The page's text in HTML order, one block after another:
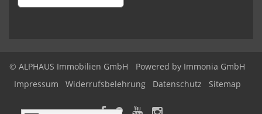
© ALPHAUS Immobilien GmbH
Powered by Immonia GmbH
Impressum
Widerrufsbelehrung Datenschutz Sitemap